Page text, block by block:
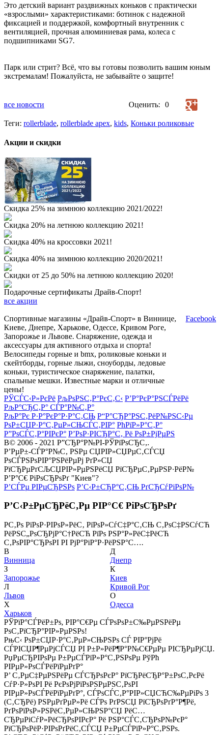
Это детский вариант раздвижных коньков с практически
«взрослыми» характеристиками: ботинок с надежной
фиксацией и поддержкой, комфортный внутренник с
вентиляцией, прочная алюминиевая рама, колеса с
подшипниками SG7.
Парк или стрит? Всё, что вы готовы позволить вашим юным
экстремалам! Пожалуйста, не забывайте о защите!
все новости Оценить: 0
Теги: rollerblade, rollerblade apex, kids, Коньки роликовые
Акции и скидки
Скидка 25% на зимнюю коллекцию 2021/2022!
Скидка 20% на летнюю коллекцию 2021!
Скидка 40% на кроссовки 2021!
Скидка 40% на зимнюю коллекцию 2020/2021!
Скидки от 25 до 50% на летнюю коллекцию 2020!
Подарочные сертификаты Драйв-Спорт!
все акции
Спортивные магазины «Драйв-Спорт» в Виннице,
Киеве, Днепре, Харькове, Одессе, Кривом Роге,
Запорожье и Львове. Снаряжение, одежда и
аксессуары для активного отдыха и спорта!
Велосипеды горные и bmx, роликовые коньки и
скейтборды, горные лыжи, сноуборды, ледовые
коньки, туристическое снаряжение, палатки,
спальные мешки. Известные марки и отличные
цены!
Facebook
РЎСЃС‹Р»РєРё РљРѕРЅС‚Р°РєС‚С‹ Р’Р°РєР°РЅСЃРёРё
РљР°СЂС‚Р° СЃР°Р№С‚Р°
РљР°Рє Р·Р°РєР°Р·Р°С‚СЊ Р“Р°СЂР°РЅС‚РёР№РЅС‹Рµ
РѕР±СЏР·Р°С‚РµР»СЊСЃС‚РІР° РћРїР»Р°С‚Р°
Р”РѕСЃС‚Р°РІРєР° Р’РѕР·РІСЂР°С‚ Рё РѕР±РјРµРЅ
В© 2006 - 2021 Р”СЂР°Р№РІ-РЎРїРѕСЂС‚.
Р’РµР±-СЃР°Р№С‚ РЅРµ СЏРІР»СЏРµС‚СЃСЏ
РѕСЃРЅРѕРІР°РЅРёРµРј РґР»СЏ
РїСЂРµРґСЉСЏРІР»РµРЅРёСЏ РїСЂРµС‚РµРЅР·РёР№
Р’Р°С€ РіРѕСЂРѕРґ "Киев"?
Р’СЃРµ РІРµСЂРЅРѕ Р’С‹Р±СЂР°С‚СЊ РґСЂСѓРіРѕР№
Р’С‹Р±РµСЂРёС‚Рµ РІР°С€ РіРѕСЂРѕРґ
Р­С‚Рѕ РїРѕР·РІРѕР»РёС‚ РїРѕР»СѓС‡Р°С‚СЊ С‚РѕС‡РЅСѓСЋ
РёРЅС„РѕСЂРјР°С†РёСЋ РїРѕ РЅР°Р»РёС‡РёСЋ
С‚РѕРІР°СЂРѕРІ РІ РјР°РіР°Р·РёРЅР°С….
В
Винница
З
Запорожье
Л
Львов
Х
Харьков
Д
Днепр
К
Киев
Кривой Рог
О
Одесса
РЎРїР°СЃРёР±Рѕ, РІР°С€Рµ СЃРѕРѕР±С‰РµРЅРёРµ
РѕС‚РїСЂР°РІР»РµРЅРѕ!
РњС‹ РѕР±СЏР·Р°С‚РµР»СЊРЅРѕ СЃ РІР°РјРё
СЃРІСЏР¶РµРјСЃСЏ РІ Р±Р»РёР¶Р°Р№С€РµРµ РІСЂРµРјСЏ.
РџРµСЂРІРѕРµ Р±РµСЃРїР»Р°С‚РЅРѕРµ РўРћ
РІРµР»РѕСЃРёРїРµРґР°
Р’ С‚РµС‡РµРЅРёРµ СЃСЂРѕРєР° РїСЂРёСЂР°Р±РѕС‚РєРё
СѓР·Р»РѕРІ Рё РєРѕРјРїРѕРЅРµРЅС‚РѕРІ
РІРµР»РѕСЃРёРїРµРґР°, СЃРѕСЃС‚Р°РІР»СЏСЋС‰РµРіРѕ 3
(С‚СЂРё) РЅРµРґРµР»Рё СЃРѕ РґРЅСЏ РїСЂРѕРґР°Р¶Рё,
РґРѕРїРѕР»РЅРёС‚РµР»СЊРЅР°СЏ РёС…
СЂРµРіСѓР»РёСЂРѕРІРєР° Рё РЅР°СЃС‚СЂРѕР№РєР°
РїСЂРѕРёР·РІРѕРґРёС‚СЃСЏ Р±РµСЃРїР»Р°С‚РЅРѕ.